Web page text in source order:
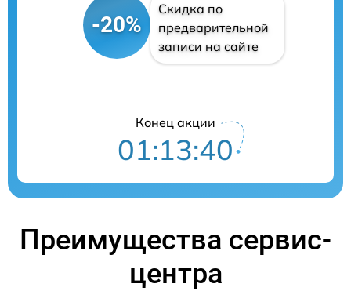
-20%
Скидка по
предварительной
записи на сайте
Конец акции
01:13:39
Преимущества сервис-
центра